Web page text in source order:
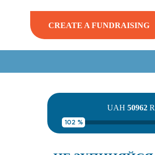
CREATE A FUNDRAISING
UAH 50962
102 %